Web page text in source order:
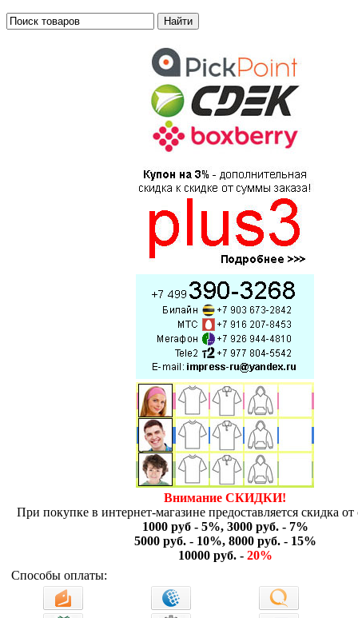
Внимание СКИДКИ!
При покупке в интернет-магазине предоставляется скидка
1000 руб - 5%, 3000 руб. - 7%
5000 руб. - 10%, 8000 руб. - 15%
10000 руб. - 20%
Способы оплаты: